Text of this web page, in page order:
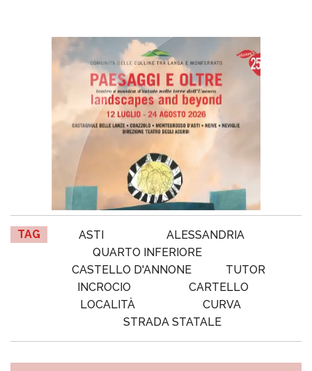
TAG ASTI
ALESSANDRIA
QUARTO INFERIORE
CASTELLO D'ANNONE
TUTOR
INCROCIO
CARTELLO
LOCALITÀ
CURVA
STRADA STATALE